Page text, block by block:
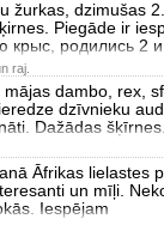
žurkas, dzimušas
Piegāde ir
крыс, родились 2 и
raj.
mājas dambo, rex,
dzīvnieku
Dažādas
Āfrikas lielastes
un mīļi.
Iespējam